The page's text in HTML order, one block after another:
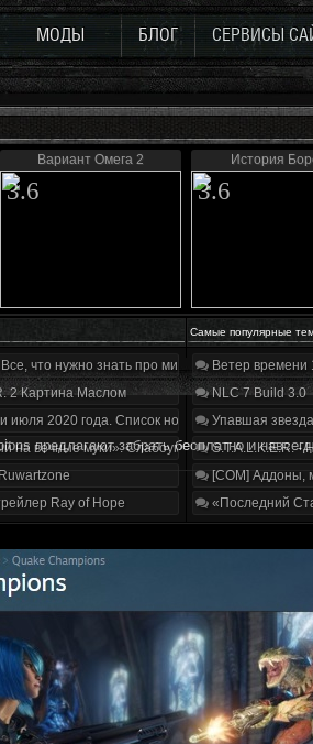
МОДЫ БЛОГ СЕРВИСЫ
Вариант Омега 2
3.6
История
3.6
Самые популярные
что нужно знать про мир, геймплей и сюжет |
2 Картина Маслом
июля 2020 года. Список нововведений
на вечные муки». Слабоумие и отвага
Ray of Hope
Ветер времени
NLC 7 Build 3.0
Упавшая
S.T.A.L.K.E.R. -
[COM] Аддоны,
«Последний
предлагают забрать бесплатно и